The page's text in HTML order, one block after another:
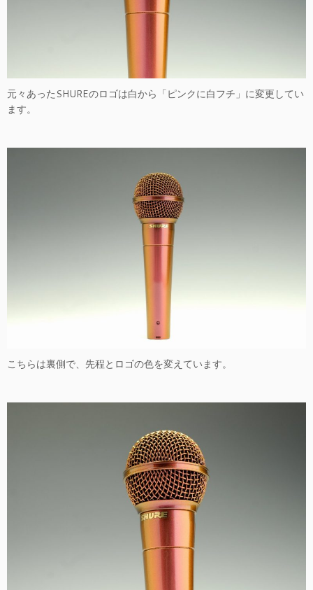
元々あったSHUREのロゴは白から「ピンクに白フチ」に変更してい
ます。
こちらは裏側で、先程とロゴの色を変えています。